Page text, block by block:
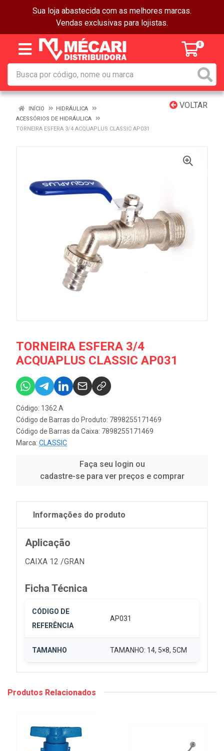
Sua loja abastecida com as melhores marcas.
Vendas exclusivas para lojistas.
0
VOLTAR
INÍCIO
HIDRÁULICA
ACESSÓRIOS DE HIDRÁULICA
TORNEIRA ESFERA 3/4 ACQUAPLUS CLASSIC AP031
TORNEIRA ESFERA 3/4
ACQUAPLUS CLASSIC AP031
Código: 1362 A
Código de Barras do Produto: 7898255171469
Código de Barras da Caixa: 7898255171469
Marca: CLASSIC
Faça seu login ou
cadastre-se para ver preços e comprar
Informações do produto
Aplicação
CAIXA 12 /GRAN
Ficha Técnica
CÓDIGO DE
REFERÊNCIA
AP031
TAMANHO TAMANHO: 14, 5×8, 5CM
Produtos Relacionados